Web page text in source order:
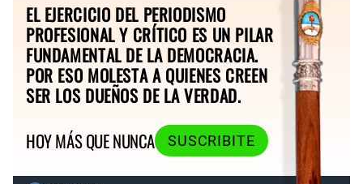
EL EJERCICIO DEL PERIODISMO
PROFESIONAL Y CRÍTICO ES UN PILAR
FUNDAMENTAL DE LA DEMOCRACIA.
POR ESO MOLESTA A QUIENES CREEN
SER LOS DUEÑOS DE LA VERDAD.
HOY MÁS QUE NUNCA
SUSCRIBITE